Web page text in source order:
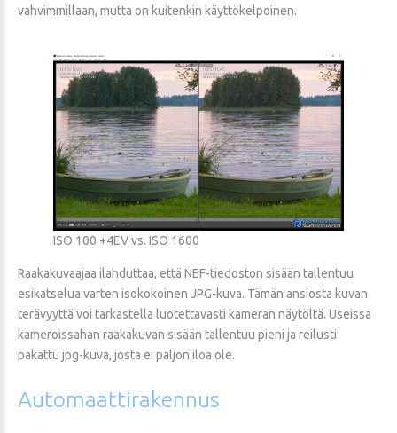
vahvimmillaan, mutta on kuitenkin käyttökelpoinen.
ISO 100 +4EV vs. ISO 1600
Raakakuvaajaa ilahduttaa, että NEF-tiedoston sisään tallentuu
esikatselua varten isokokoinen JPG-kuva. Tämän ansiosta kuvan
terävyyttä voi tarkastella luotettavasti kameran näytöltä. Useissa
kameroissahan raakakuvan sisään tallentuu pieni ja reilusti
pakattu jpg-kuva, josta ei paljon iloa ole.
Automaattirakennus